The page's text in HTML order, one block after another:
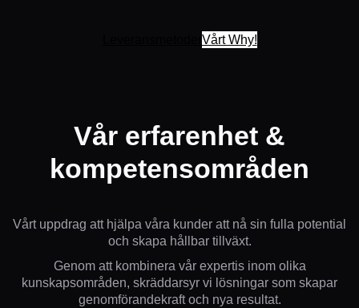
Vårt Why!
Vår erfarenhet &
kompetensområden
Vårt uppdrag att hjälpa våra kunder att nå sin fulla potential
och skapa hållbar tillväxt.
Genom att kombinera vår expertis inom olika
kunskapsområden, skräddarsyr vi lösningar som skapar
genomförandekraft och nya resultat.